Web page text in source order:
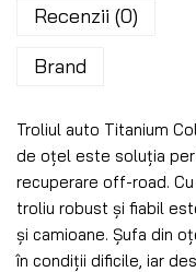
Recenzii (0)
Brand
Troliul auto Titanium
de oțel este soluția
recuperare off-road.
troliu robust și fiabil
și camioane. Șufa din
în condiții dificile, iar